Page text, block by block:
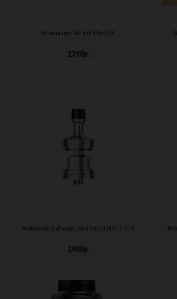
Атомайзер DotTank Max RTA
2390р.
Атомайзер Hellvape Dead Rabbit MTL 2 RTA
2900р.